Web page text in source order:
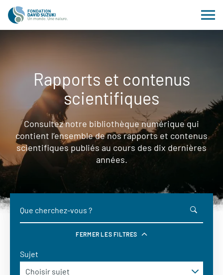
Rapports et contenus
scientifiques
Consultez notre bibliothèque numérique qui
contient l’ensemble de nos rapports et contenus
scientifiques publiés au cours des dix dernières
années.
FERMER LES FILTRES
Sujet